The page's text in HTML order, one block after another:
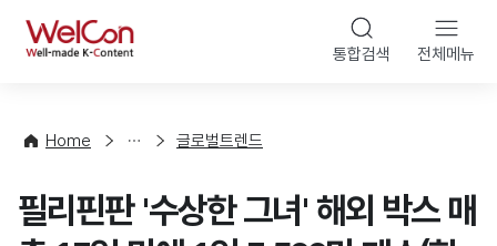
WelCon 통합검색 전체메뉴
Home
향
계
글로벌트렌드
필리핀판 '수상한 그녀' 해외 박스 매